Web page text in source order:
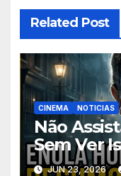
Related Post
CINEMA NOTICIAS
Não
Sem Ver
JUN 23, 2026